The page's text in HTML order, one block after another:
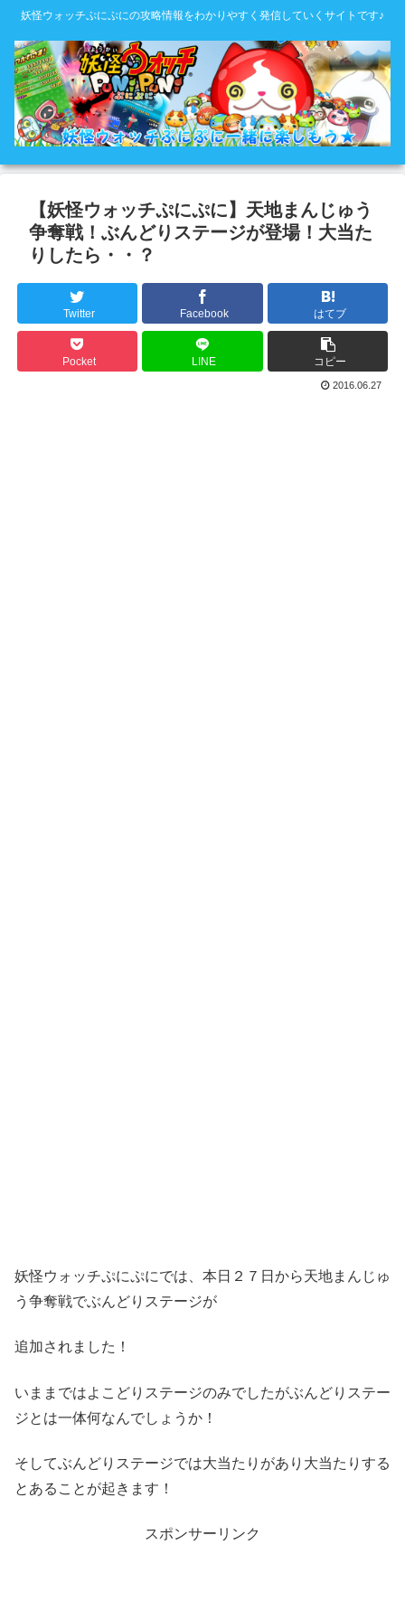
妖怪ウォッチぷにぷにの攻略情報をわかりやすく発信していくサイトです♪
【妖怪ウォッチぷにぷに】天地まんじゅう
争奪戦！ぶんどりステージが登場！大当た
りしたら・・？
Twitter Facebook はてブ
Pocket LINE コピー
2016.06.27
妖怪ウォッチぷにぷにでは、本日２７日から天地まんじゅ
う争奪戦でぶんどりステージが
追加されました！
いままではよこどりステージのみでしたがぶんどりステー
ジとは一体何なんでしょうか！
そしてぶんどりステージでは大当たりがあり大当たりする
とあることが起きます！
スポンサーリンク